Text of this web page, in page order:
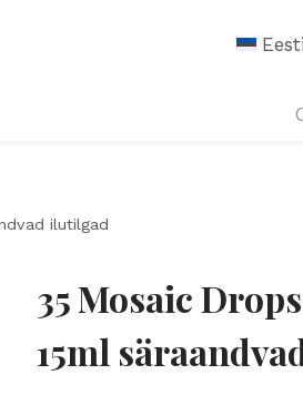
Eesti
ilutilgad
35 Mosaic
15ml
-